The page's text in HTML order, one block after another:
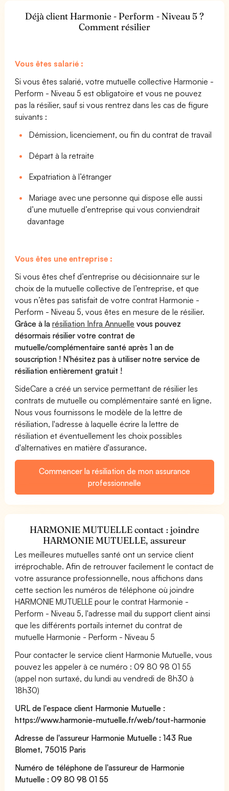
Déjà client Harmonie - Perform - Niveau 5 ?
Comment résilier
Vous êtes salarié :
Si vous êtes salarié, votre mutuelle collective Harmonie -
Perform - Niveau 5 est obligatoire et vous ne pouvez
pas la résilier, sauf si vous rentrez dans les cas de figure
suivants :
Démission, licenciement, ou fin du contrat de travail
Départ à la retraite
Expatriation à l’étranger
Mariage avec une personne qui dispose elle aussi
d’une mutuelle d’entreprise qui vous conviendrait
davantage
Vous êtes une entreprise :
Si vous êtes chef d’entreprise ou décisionnaire sur le
choix de la mutuelle collective de l’entreprise, et que
vous n’êtes pas satisfait de votre contrat Harmonie -
Perform - Niveau 5, vous êtes en mesure de le résilier.
Grâce à larésiliation Infra Annuelle vous pouvez
désormais résilier votre contrat de
mutuelle/complémentaire santé après 1 an de
souscription ! N'hésitez pas à utiliser notre service de
résiliation entièrement gratuit !
SideCare a créé un service permettant de résilier les
contrats de mutuelle ou complémentaire santé en ligne.
Nous vous fournissons le modèle de la lettre de
résiliation, l'adresse à laquelle écrire la lettre de
résiliation et éventuellement les choix possibles
d'alternatives en matière d'assurance.
Commencer la résiliation de mon assurance
professionnelle
HARMONIE MUTUELLE contact : joindre
HARMONIE MUTUELLE, assureur
Les meilleures mutuelles santé ont un service client
irréprochable. Afin de retrouver facilement le contact de
votre assurance professionnelle, nous affichons dans
cette section les numéros de téléphone où joindre
HARMONIE MUTUELLE pour le contrat Harmonie -
Perform - Niveau 5, l'adresse mail du support client ainsi
que les différents portails internet du contrat de
mutuelle Harmonie - Perform - Niveau 5
Pour contacter le service client Harmonie Mutuelle, vous
pouvez les appeler à ce numéro : 09 80 98 01 55
(appel non surtaxé, du lundi au vendredi de 8h30 à
18h30)
URL de l'espace client Harmonie Mutuelle :
https://www.harmonie-mutuelle.fr/web/tout-harmonie
Adresse de l'assureur Harmonie Mutuelle : 143 Rue
Blomet, 75015 Paris
Numéro de téléphone de l'assureur de Harmonie
Mutuelle : 09 80 98 01 55